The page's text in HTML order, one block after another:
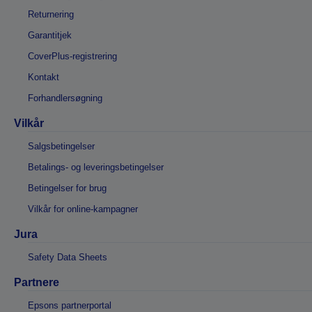
Returnering
Garantitjek
CoverPlus-registrering
Kontakt
Forhandlersøgning
Vilkår
Salgsbetingelser
Betalings- og leveringsbetingelser
Betingelser for brug
Vilkår for online-kampagner
Jura
Safety Data Sheets
Partnere
Epsons partnerportal